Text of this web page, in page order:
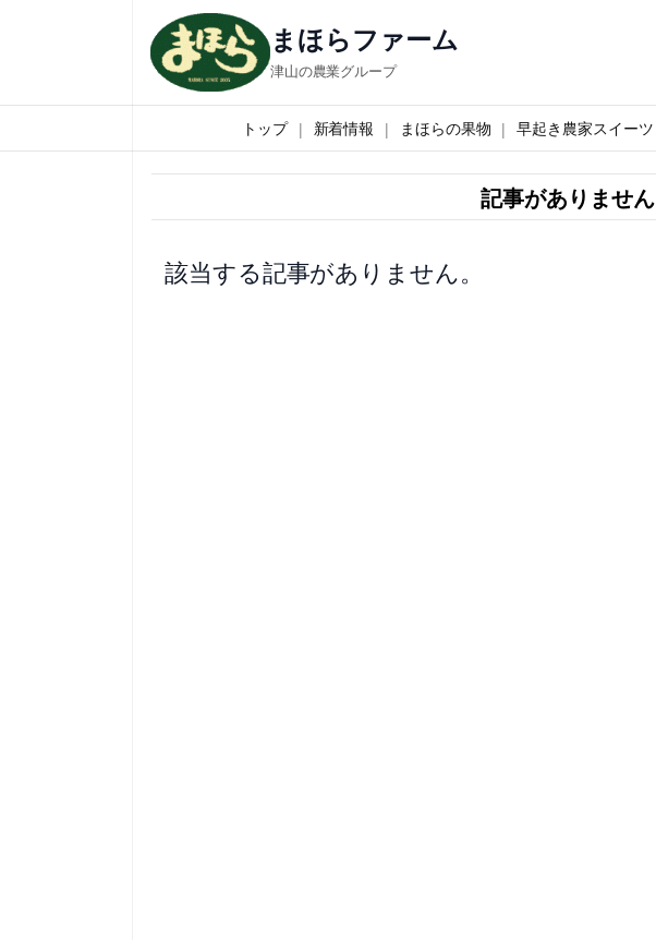
ス
キ
まほらファーム
津山の農業グループ
トップ 新着情報 まほらの果物 早起き農家スイーツ
記事がありません
該当する記事がありません。